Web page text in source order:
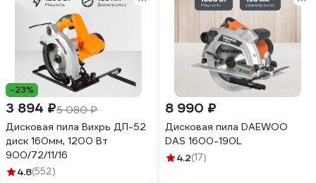
-23%
3 894 ₽5 080 ₽
Дисковая пила Вихрь ДП-52
диск 160мм, 1200 Вт
900/72/11/16
4.8(552)
8 990 ₽
Дисковая пила DAEWOO
DAS 1600-190L
4.2(17)